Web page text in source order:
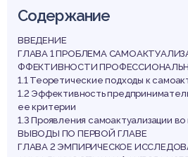
Содержание
ВВЕДЕНИЕ
ГЛАВА 1 ПРОБЛЕМА
ФФЕКТИВНОСТИ
1.1 Теоретические подходы к
1.2 Эффективность
ее критерии
1.3 Проявления самоактуализации во
ВЫВОДЫ ПО ПЕРВОЙ ГЛАВЕ
ГЛАВА 2 ЭМПИРИЧЕСКОЕ